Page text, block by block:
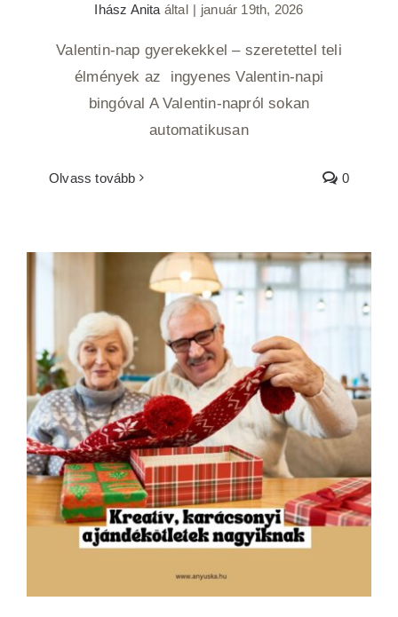
Ihász Anita által | január 19th, 2026
Valentin-nap gyerekekkel – szeretettel teli
élmények az ingyenes Valentin-napi
bingóval A Valentin-napról sokan
automatikusan
Olvass tovább 0
Milyen ajándékot készítsünk a
nagyszülőknek?